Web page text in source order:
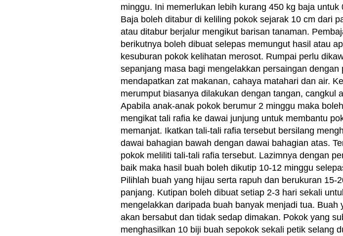
minggu. Ini memerlukan lebih kurang 450 kg baja untuk
Baja boleh ditabur di keliling pokok sejarak 10 cm dari
atau ditabur berjalur mengikut barisan tanaman.
berikutnya boleh dibuat selepas memungut hasil atau
kesuburan pokok kelihatan merosot. Rumpai perlu
sepanjang masa bagi mengelakkan persaingan dengan
mendapatkan zat makanan, cahaya matahari dan air.
merumput biasanya dilakukan dengan tangan, cangkul
Apabila anak-anak pokok berumur 2 minggu maka
mengikat tali rafia ke dawai junjung untuk membantu
memanjat. Ikatkan tali-tali rafia tersebut bersilang
dawai bahagian bawah dengan dawai bahagian atas.
pokok meliliti tali-tali rafia tersebut. Lazimnya dengan
baik maka hasil buah boleh dikutip 10-12 minggu
Pilihlah buah yang hijau serta rapuh dan berukuran 15-
panjang. Kutipan boleh dibuat setiap 2-3 hari sekali
mengelakkan daripada buah banyak menjadi tua. Buah
akan bersabut dan tidak sedap dimakan. Pokok yang
menghasilkan 10 biji buah sepokok sekali petik selang